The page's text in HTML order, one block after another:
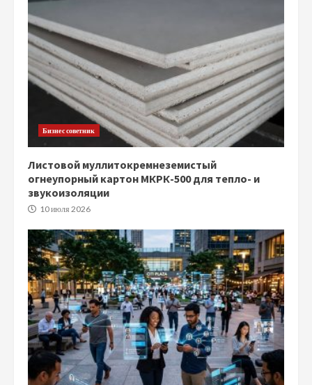
Бизнес советник
Листовой муллитокремнеземистый
огнеупорный картон МКРК-500 для тепло- и
звукоизоляции
10 июля 2026